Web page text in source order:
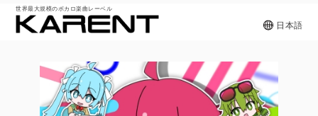
世界最大規模のボカロ楽曲レーベル
日本語